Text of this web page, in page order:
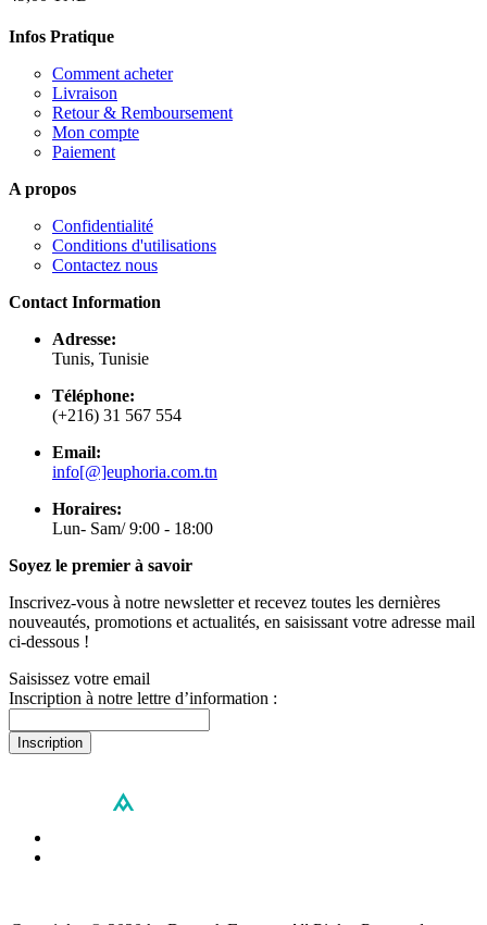
Infos Pratique
Comment acheter
Livraison
Retour & Remboursement
Mon compte
Paiement
A propos
Confidentialité
Conditions d'utilisations
Contactez nous
Contact Information
Adresse:
Tunis, Tunisie
Téléphone:
(+216) 31 567 554
Email:
info[@]euphoria.com.tn
Horaires:
Lun- Sam/ 9:00 - 18:00
Soyez le premier à savoir
Inscrivez-vous à notre newsletter et recevez toutes les dernières
nouveautés, promotions et actualités, en saisissant votre adresse mail
ci-dessous !
Saisissez votre email
Inscription à notre lettre d’information :
Inscription